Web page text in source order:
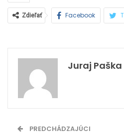
Zdieľať Facebook
Juraj Paška
PREDCHÁDZAJÚCI